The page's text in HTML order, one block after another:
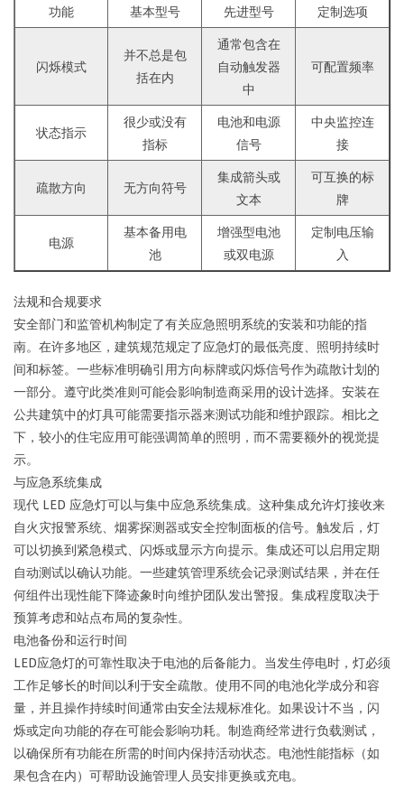
功能
基本型号 先进型号 定制选项
闪烁模式
并不总是包
括在内
通常包含在
自动触发器
中
可配置频率
状态指示
很少或没有
指标
电池和电源
信号
中央监控连
接
疏散方向 无方向符号
集成箭头或
文本
可互换的标
牌
电源
基本备用电
池
增强型电池
或双电源
定制电压输
入
法规和合规要求
安全部门和监管机构制定了有关应急照明系统的安装和功能的指
南。在许多地区，建筑规范规定了应急灯的最低亮度、照明持续时
间和标签。一些标准明确引用方向标牌或闪烁信号作为疏散计划的
一部分。遵守此类准则可能会影响制造商采用的设计选择。安装在
公共建筑中的灯具可能需要指示器来测试功能和维护跟踪。相比之
下，较小的住宅应用可能强调简单的照明，而不需要额外的视觉提
示。
与应急系统集成
现代 LED 应急灯可以与集中应急系统集成。这种集成允许灯接收来
自火灾报警系统、烟雾探测器或安全控制面板的信号。触发后，灯
可以切换到紧急模式、闪烁或显示方向提示。集成还可以启用定期
自动测试以确认功能。一些建筑管理系统会记录测试结果，并在任
何组件出现性能下降迹象时向维护团队发出警报。集成程度取决于
预算考虑和站点布局的复杂性。
电池备份和运行时间
LED应急灯的可靠性取决于电池的后备能力。当发生停电时，灯必须
工作足够长的时间以利于安全疏散。使用不同的电池化学成分和容
量，并且操作持续时间通常由安全法规标准化。如果设计不当，闪
烁或定向功能的存在可能会影响功耗。制造商经常进行负载测试，
以确保所有功能在所需的时间内保持活动状态。电池性能指标（如
果包含在内）可帮助设施管理人员安排更换或充电。